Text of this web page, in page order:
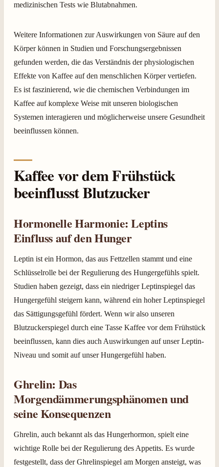
medizinischen Tests wie Blutabnahmen.
Weitere Informationen zur Auswirkungen von Säure auf den
Körper können in Studien und Forschungsergebnissen
gefunden werden, die das Verständnis der physiologischen
Effekte von Kaffee auf den menschlichen Körper vertiefen.
Es ist faszinierend, wie die chemischen Verbindungen im
Kaffee auf komplexe Weise mit unseren biologischen
Systemen interagieren und möglicherweise unsere Gesundheit
beeinflussen können.
Kaffee vor dem Frühstück
beeinflusst Blutzucker
Hormonelle Harmonie: Leptins
Einfluss auf den Hunger
Leptin ist ein Hormon, das aus Fettzellen stammt und eine
Schlüsselrolle bei der Regulierung des Hungergefühls spielt.
Studien haben gezeigt, dass ein niedriger Leptinspiegel das
Hungergefühl steigern kann, während ein hoher Leptinspiegel
das Sättigungsgefühl fördert. Wenn wir also unseren
Blutzuckerspiegel durch eine Tasse Kaffee vor dem Frühstück
beeinflussen, kann dies auch Auswirkungen auf unser Leptin-
Niveau und somit auf unser Hungergefühl haben.
Ghrelin: Das
Morgendämmerungsphänomen und
seine Konsequenzen
Ghrelin, auch bekannt als das Hungerhormon, spielt eine
wichtige Rolle bei der Regulierung des Appetits. Es wurde
festgestellt, dass der Ghrelinspiegel am Morgen ansteigt, was